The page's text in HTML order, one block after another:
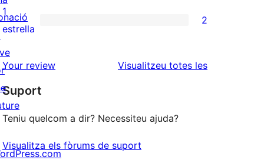
3
estrelles
valoració
de
estrelles
2
de
estrelles
1
estrella
2
Your review Visualitzeu totes lesressenyes
Suport
Teniu quelcom a dir? Necessiteu ajuda?
Visualitza els fòrums de suport